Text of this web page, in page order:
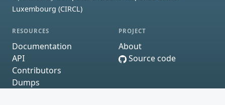
Luxembourg (CIRCL)
RESOURCES
Documentation
API
Contributors
Dumps
PROJECT
About
Source code